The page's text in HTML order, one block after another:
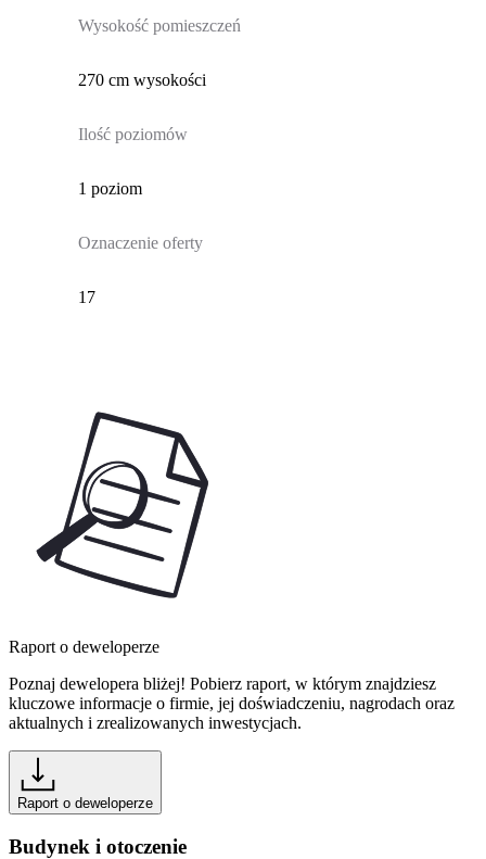
Wysokość pomieszczeń
270 cm wysokości
Ilość poziomów
1 poziom
Oznaczenie oferty
17
Raport o deweloperze
Poznaj dewelopera bliżej! Pobierz raport, w którym znajdziesz
kluczowe informacje o firmie, jej doświadczeniu, nagrodach oraz
aktualnych i zrealizowanych inwestycjach.
Raport o deweloperze
Budynek i otoczenie